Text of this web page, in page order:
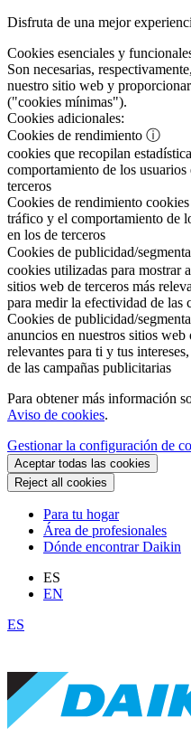
Disfruta de una mejor
Cookies esenciales y
Son necesarias,
nuestro sitio web y
("cookies mínimas").
Cookies adicionales:
Cookies de rendimiento ⓘ
cookies que recopilan
comportamiento de los
terceros
Cookies de rendimiento
tráfico y el comportamiento de
en los de terceros
Cookies de publicidad/
cookies utilizadas para mostrar
sitios web de terceros más
para medir la efectividad de las
Cookies de publicidad/
anuncios en nuestros sitios
relevantes para ti y tus
de las campañas publicitarias
Para obtener más información
Aviso de cookies.
Gestionar la configuración de
Aceptar todas las cookies
Reject all cookies
Para tu hogar
Área de profesionales
Dónde encontrar Daikin
ES
EN
ES